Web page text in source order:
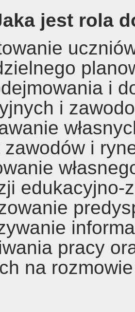
jest rola
i
i
zawodów i
edukacyjno-
pracy
na